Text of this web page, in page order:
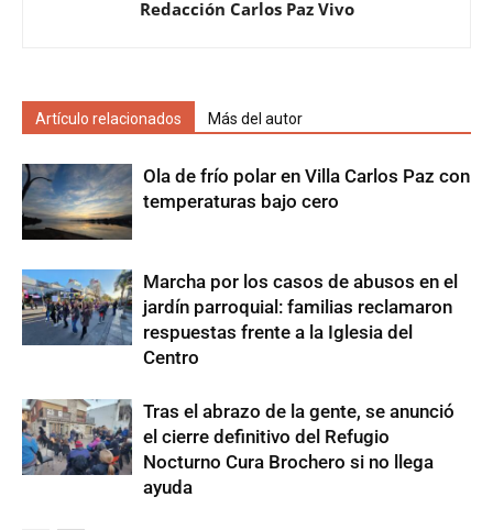
Redacción Carlos Paz Vivo
Artículo relacionados Más del autor
Ola de frío polar en Villa Carlos Paz con
temperaturas bajo cero
Marcha por los casos de abusos en el
jardín parroquial: familias reclamaron
respuestas frente a la Iglesia del
Centro
Tras el abrazo de la gente, se anunció
el cierre definitivo del Refugio
Nocturno Cura Brochero si no llega
ayuda